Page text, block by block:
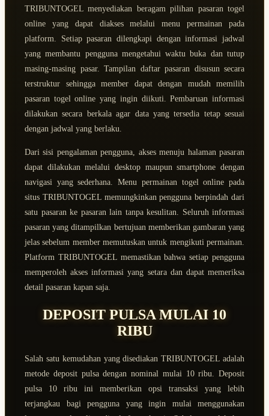
TRIBUNTOGEL menyediakan beragam pilihan pasaran togel
online yang dapat diakses melalui menu permainan pada
platform. Setiap pasaran dilengkapi dengan informasi jadwal
yang membantu pengguna mengetahui waktu buka dan tutup
masing-masing pasar. Tampilan daftar pasaran disusun secara
terstruktur sehingga member dapat dengan mudah memilih
pasaran togel online yang ingin diikuti. Pembaruan informasi
dilakukan secara berkala agar data yang tersedia tetap sesuai
dengan jadwal yang berlaku.
Dari sisi pengalaman pengguna, akses menuju halaman pasaran
dapat dilakukan melalui desktop maupun smartphone dengan
navigasi yang sederhana. Menu permainan togel online pada
situs TRIBUNTOGEL memungkinkan pengguna berpindah dari
satu pasaran ke pasaran lain tanpa kesulitan. Seluruh informasi
pasaran yang ditampilkan bertujuan memberikan gambaran yang
jelas sebelum member memutuskan untuk mengikuti permainan.
Platform TRIBUNTOGEL memastikan bahwa setiap pengguna
memperoleh akses informasi yang setara dan dapat memeriksa
detail pasaran kapan saja.
DEPOSIT PULSA MULAI 10
RIBU
Salah satu kemudahan yang disediakan TRIBUNTOGEL adalah
metode deposit pulsa dengan nominal mulai 10 ribu. Deposit
pulsa 10 ribu ini memberikan opsi transaksi yang lebih
terjangkau bagi pengguna yang ingin mulai menggunakan